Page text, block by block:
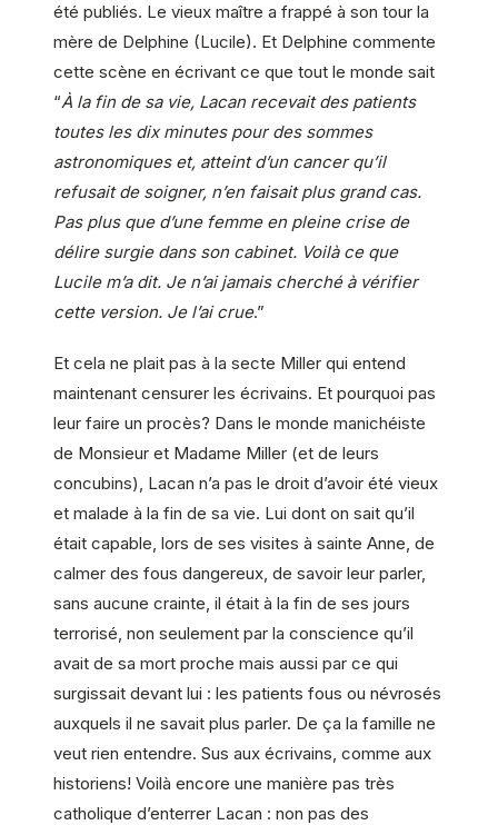
été publiés. Le vieux maître a frappé à son tour la
mère de Delphine (Lucile). Et Delphine commente
cette scène en écrivant ce que tout le monde sait
“À la fin de sa vie, Lacan recevait des patients
toutes les dix minutes pour des sommes
astronomiques et, atteint d’un cancer qu’il
refusait de soigner, n’en faisait plus grand cas.
Pas plus que d’une femme en pleine crise de
délire surgie dans son cabinet. Voilà ce que
Lucile m’a dit. Je n’ai jamais cherché à vérifier
cette version. Je l’ai crue.”
Et cela ne plait pas à la secte Miller qui entend
maintenant censurer les écrivains. Et pourquoi pas
leur faire un procès? Dans le monde manichéiste
de Monsieur et Madame Miller (et de leurs
concubins), Lacan n’a pas le droit d’avoir été vieux
et malade à la fin de sa vie. Lui dont on sait qu’il
était capable, lors de ses visites à sainte Anne, de
calmer des fous dangereux, de savoir leur parler,
sans aucune crainte, il était à la fin de ses jours
terrorisé, non seulement par la conscience qu’il
avait de sa mort proche mais aussi par ce qui
surgissait devant lui : les patients fous ou névrosés
auxquels il ne savait plus parler. De ça la famille ne
veut rien entendre. Sus aux écrivains, comme aux
historiens! Voilà encore une manière pas très
catholique d’enterrer Lacan : non pas des